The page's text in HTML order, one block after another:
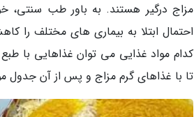
مزاج درگیر هستند. به باور طب سنتی،
احتمال ابتلا به بیماری های مختلف
کدام مواد غذایی می توان غذاهایی با طبع
تا با غذاهای گرم مزاج و پس از آن جدول